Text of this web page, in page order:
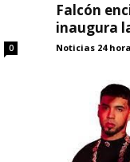
0
Falcón
inaugura
Noticias 24